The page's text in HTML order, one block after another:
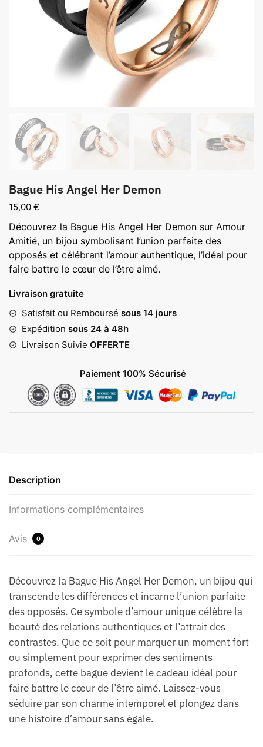
Bague His Angel Her Demon
15,00 €
Découvrez la Bague His Angel Her Demon sur Amour
Amitié, un bijou symbolisant l’union parfaite des
opposés et célébrant l’amour authentique, l’idéal pour
faire battre le cœur de l’être aimé.
Livraison gratuite
Satisfait ou Remboursé sous 14 jours
Expédition sous 24 à 48h
Livraison Suivie OFFERTE
Paiement 100% Sécurisé
Description
Informations complémentaires
Avis 0
Découvrez la Bague His Angel Her Demon, un bijou qui
transcende les différences et incarne l’union parfaite
des opposés. Ce symbole d’amour unique célèbre la
beauté des relations authentiques et l’attrait des
contrastes. Que ce soit pour marquer un moment fort
ou simplement pour exprimer des sentiments
profonds, cette bague devient le cadeau idéal pour
faire battre le cœur de l’être aimé. Laissez-vous
séduire par son charme intemporel et plongez dans
une histoire d’amour sans égale.